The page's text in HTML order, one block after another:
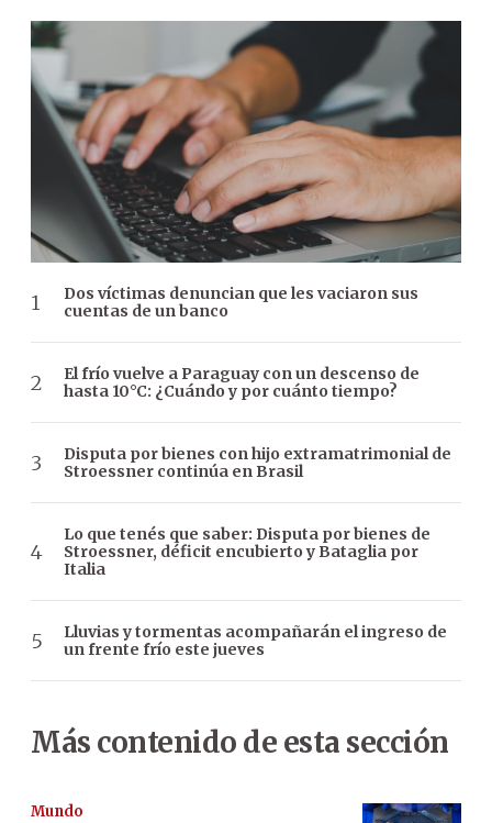
Dos víctimas denuncian que les vaciaron sus
cuentas de un banco
El frío vuelve a Paraguay con un descenso de
hasta 10°C: ¿Cuándo y por cuánto tiempo?
Disputa por bienes con hijo extramatrimonial de
Stroessner continúa en Brasil
Lo que tenés que saber: Disputa por bienes de
Stroessner, déficit encubierto y Bataglia por
Italia
Lluvias y tormentas acompañarán el ingreso de
un frente frío este jueves
Más contenido de esta sección
Mundo